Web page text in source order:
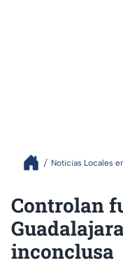
Noticias Locales
Controlan
inconclusa